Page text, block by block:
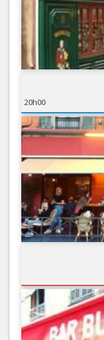
20h00